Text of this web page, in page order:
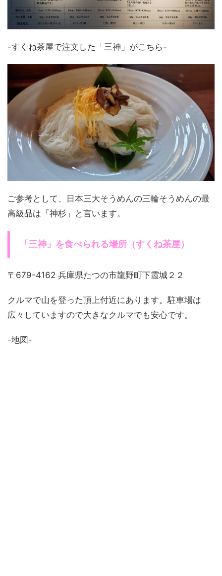
-すくね茶屋で注文した「三神」がこちら-
ご参考として、日本三大そうめんの三輪そうめんの最
高級品は「神杉」と言います。
「三神」を食べられる場所（すくね茶屋）
〒679-4162 兵庫県たつの市龍野町下霞城２２
クルマで山を登った頂上付近にあります。駐車場は
広々していますので大きなクルマでも安心です。
-地図-